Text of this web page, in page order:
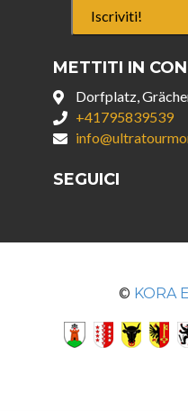
Iscriviti!
METTITI IN
Dorfplatz,
+41795839539
SEGUICI
© KORA